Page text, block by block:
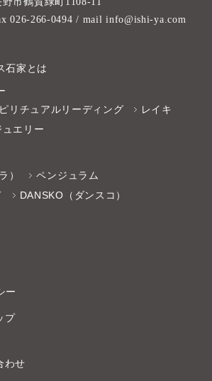
026-266-0494 / mail info@ishi-ya.com
石家とは
リチュアルリーディング
レイキ
エリー
）
ペンジュラム
DANSKO（ダンスコ）
ー
プ
わせ